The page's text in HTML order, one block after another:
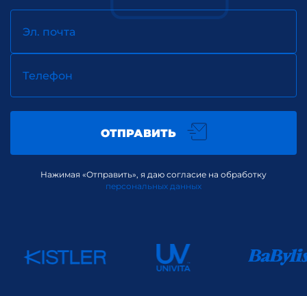
Эл. почта
Телефон
ОТПРАВИТЬ
Нажимая «Отправить», я даю согласие на обработку
персональных данных